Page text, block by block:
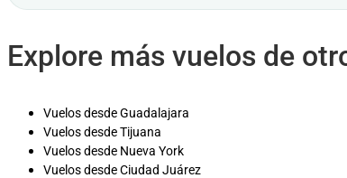
Explore más vuelos de
Vuelos desde Guadalajara
Vuelos desde Tijuana
Vuelos desde Nueva York
Vuelos desde Ciudad Juárez